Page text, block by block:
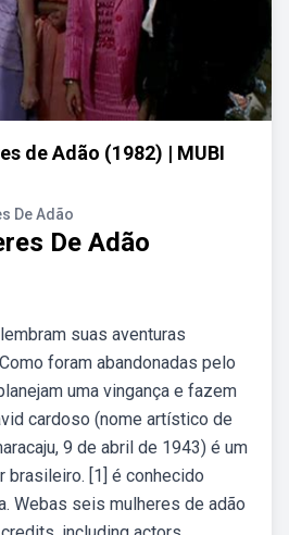
de Adão (1982) | MUBI
De Adão
De Adão
suas aventuras
foram abandonadas pelo
uma vingança e fazem
cardoso (nome artístico de
9 de abril de 1943) é um
brasileiro. [1] é conhecido
Webas seis mulheres de adão